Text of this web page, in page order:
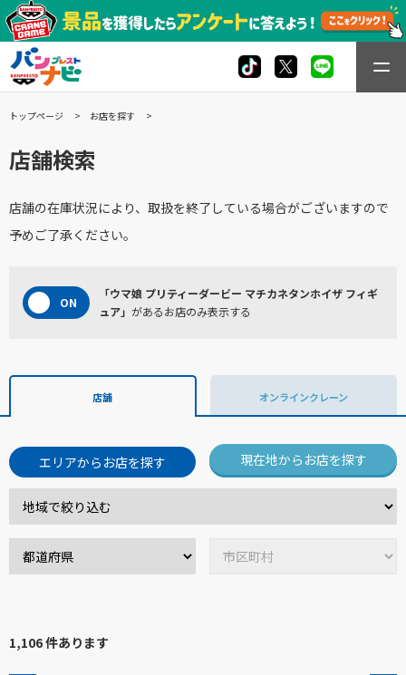
トップページ お店を探す
店舗検索
店舗の在庫状況により、取扱を終了している場合がございますので
予めご了承ください。
「ウマ娘 プリティーダービー マチカネタンホイザ フィギ
ュア」 があるお店のみ表示する
店舗 オンラインクレーン
エリアからお店を探す 現在地からお店を探す
1,106 件あります